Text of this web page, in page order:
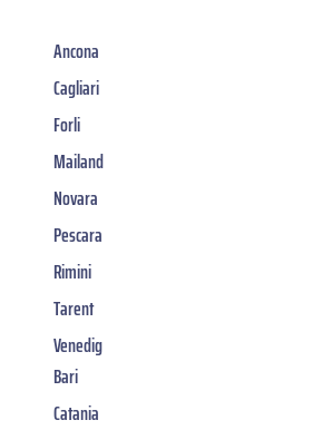
Ancona
Cagliari
Forli
Mailand
Novara
Pescara
Rimini
Tarent
Venedig
Bari
Catania